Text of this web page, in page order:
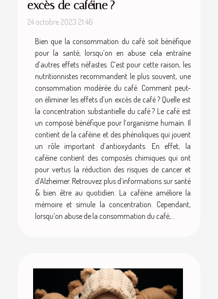
excès de caféine ?
24 octobre 2023 21:46
Bien que la consommation du café soit bénéfique
pour la santé, lorsqu’on en abuse cela entraîne
d’autres effets néfastes. C’est pour cette raison, les
nutritionnistes recommandent le plus souvent, une
consommation modérée du café. Comment peut-
on éliminer les effets d’un excès de café ? Quelle est
la concentration substantielle du café ? Le café est
un composé bénéfique pour l’organisme humain. Il
contient de la caféine et des phénoliques qui jouent
un rôle important d’antioxydants. En effet, la
caféine contient des composés chimiques qui ont
pour vertus la réduction des risques de cancer et
d’Alzheimer. Retrouvez plus d’informations sur santé
& bien être au quotidien. La caféine améliore la
mémoire et simule la concentration. Cependant,
lorsqu’on abuse de la consommation du café,...